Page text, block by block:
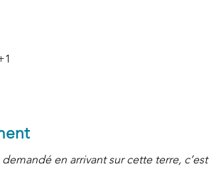
en arrivant sur cette terre,